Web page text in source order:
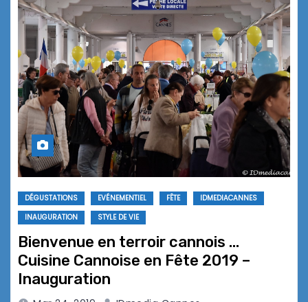
DÉGUSTATIONS EVÉNEMENTIEL FÊTE
IDMEDIACANNES
INAUGURATION
STYLE DE VIE
Bienvenue en terroir cannois …
Cuisine Cannoise en Fête 2019 –
Inauguration